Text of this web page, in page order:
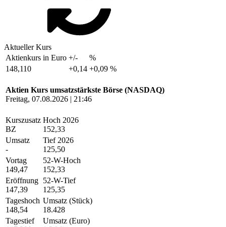
Aktueller Kurs
Aktienkurs in Euro +/-
%
148,110
+0,14 +0,09 %
Aktien Kurs umsatzstärkste Börse (NASDAQ)
Freitag, 07.08.2026 | 21:46
Kurszusatz
BZ
Hoch 2026
152,33
Umsatz
-
Tief 2026
125,50
Vortag
149,47
52-W-Hoch
152,33
Eröffnung
147,39
52-W-Tief
125,35
Tageshoch
148,54
Umsatz (Stück)
18.428
Tagestief
Umsatz (Euro)